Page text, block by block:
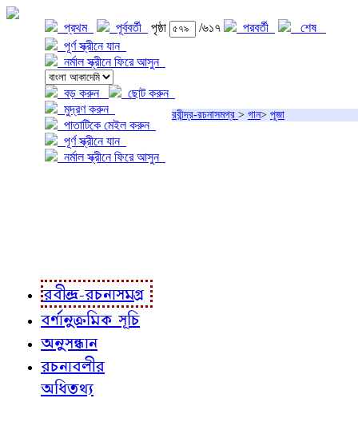
প্রথম পূর্ববর্তী পৃষ্ঠা /৬১৭ পরবর্তী
শেষ
পূর্ণ স্ক্রীনে যান
নর্মাল স্ক্রীনে ফিরে আসুন
বড় করুন
ছোট করুন
মুদ্রণ করুন
পাতাটিকে মেইল করুন
পূর্ণ স্ক্রীনে যান
নর্মাল স্ক্রীনে ফিরে আসুন
রবীন্দ্র-রচনাসমগ্র > গান> পূজা
রবীন্দ্র-রচনাসমগ্র
বর্ণানুক্রমিক সূচি
অনুসন্ধান
রচনাবলীর
অধিতথ্য